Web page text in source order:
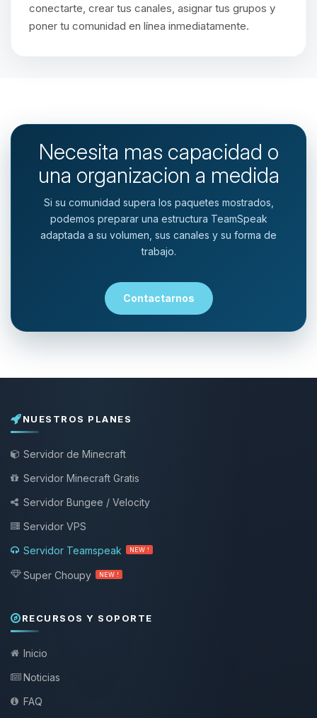
conectarte, crear tus canales, asignar tus grupos y
poner tu comunidad en línea inmediatamente.
Necesita mas capacidad o
una organizacion a medida
Si su comunidad supera los paquetes mostrados,
podemos preparar una estructura TeamSpeak
adaptada a su volumen, sus canales y su forma de
trabajo.
Contactarnos
NUESTROS PLANES
Servidor de Minecraft
Servidor Minecraft Gratis
Servidor Bungee / Velocity
Servidor VPS
Servidor Teamspeak
NEW !
Super Choupy NEW !
RECURSOS Y SOPORTE
Inicio
Noticias
FAQ